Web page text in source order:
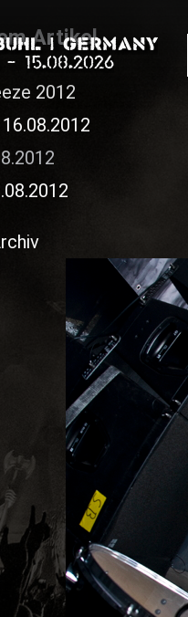
| Germany
- 15.08.2026
Artikel
2012